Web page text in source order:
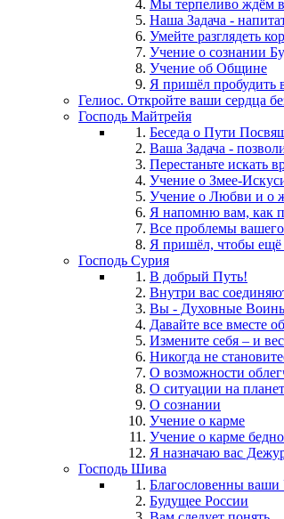
Мы терпеливо ждём
Наша Задача -
Умейте разглядеть
Учение о сознании
Учение об Общине
Я пришёл пробудить
Гелиос. Откройте ваши сердца
Господь Майтрейя
Беседа о Пути
Ваша Задача -
Перестаньте искать
Учение о Змее-
Учение о Любви и о
Я напомню вам, как
Все проблемы
Я пришёл, чтобы ещё
Господь Сурия
В добрый Путь!
Внутри вас
Вы - Духовные
Давайте все вместе
Измените себя – и
Никогда не
О возможности
О ситуации на
О сознании
Учение о карме
Учение о карме
Я назначаю вас
Господь Шива
Благословенны ваши
Будущее России